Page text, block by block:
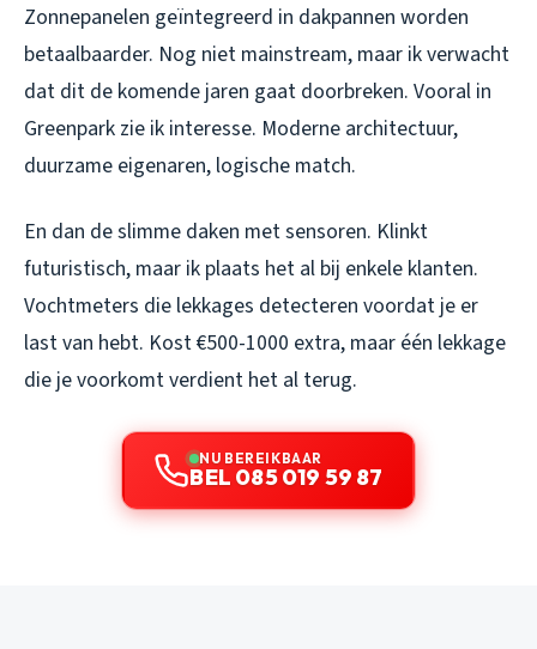
Zonnepanelen geïntegreerd in dakpannen worden
betaalbaarder. Nog niet mainstream, maar ik verwacht
dat dit de komende jaren gaat doorbreken. Vooral in
Greenpark zie ik interesse. Moderne architectuur,
duurzame eigenaren, logische match.
En dan de slimme daken met sensoren. Klinkt
futuristisch, maar ik plaats het al bij enkele klanten.
Vochtmeters die lekkages detecteren voordat je er
last van hebt. Kost €500-1000 extra, maar één lekkage
die je voorkomt verdient het al terug.
NU BEREIKBAAR
BEL 085 019 59 87